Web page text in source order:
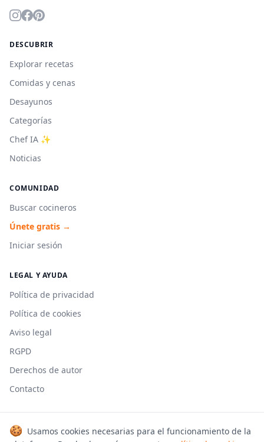
DESCUBRIR
Explorar recetas
Comidas y cenas
Desayunos
Categorías
Chef IA ✨
Noticias
COMUNIDAD
Buscar cocineros
Únete gratis →
Iniciar sesión
LEGAL Y AYUDA
Política de privacidad
Política de cookies
Aviso legal
RGPD
Derechos de autor
Contacto
© 2026 Cookmonkeys. Todos los derechos reservados.
🍪 Usamos cookies necesarias para el funcionamiento de la